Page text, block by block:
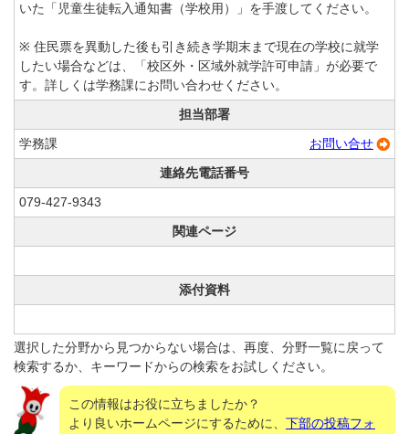
いた「児童生徒転入通知書（学校用）」を手渡してください。
※ 住民票を異動した後も引き続き学期末まで現在の学校に就学
したい場合などは、「校区外・区域外就学許可申請」が必要で
す。詳しくは学務課にお問い合わせください。
担当部署
お問い合せ
学務課
連絡先電話番号
079-427-9343
関連ページ
添付資料
選択した分野から見つからない場合は、再度、分野一覧に戻って
検索するか、キーワードからの検索をお試しください。
この情報はお役に立ちましたか？
より良いホームページにするために、 下部の投稿フォ